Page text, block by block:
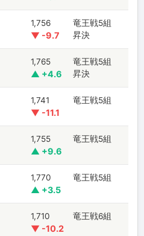
1,756
▼ -9.7
竜王戦5組
昇決
1,765
▲ +4.6
竜王戦5組
昇決
1,741
▼ -11.1
竜王戦5組
1,755
▲ +9.6
竜王戦5組
1,770
▲ +3.5
竜王戦5組
1,710
▼ -10.2
竜王戦6組